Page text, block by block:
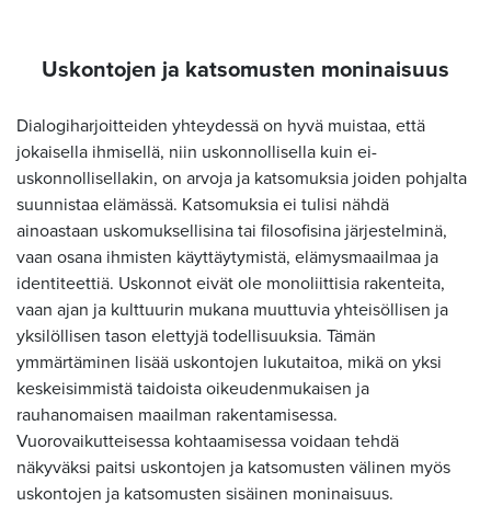
Uskontojen ja katsomusten moninaisuus
Dialogiharjoitteiden yhteydessä on hyvä muistaa, että
jokaisella ihmisellä, niin uskonnollisella kuin ei-
uskonnollisellakin, on arvoja ja katsomuksia joiden pohjalta
suunnistaa elämässä. Katsomuksia ei tulisi nähdä
ainoastaan uskomuksellisina tai filosofisina järjestelminä,
vaan osana ihmisten käyttäytymistä, elämysmaailmaa ja
identiteettiä. Uskonnot eivät ole monoliittisia rakenteita,
vaan ajan ja kulttuurin mukana muuttuvia yhteisöllisen ja
yksilöllisen tason elettyjä todellisuuksia. Tämän
ymmärtäminen lisää uskontojen lukutaitoa, mikä on yksi
keskeisimmistä taidoista oikeudenmukaisen ja
rauhanomaisen maailman rakentamisessa.
Vuorovaikutteisessa kohtaamisessa voidaan tehdä
näkyväksi paitsi uskontojen ja katsomusten välinen myös
uskontojen ja katsomusten sisäinen moninaisuus.